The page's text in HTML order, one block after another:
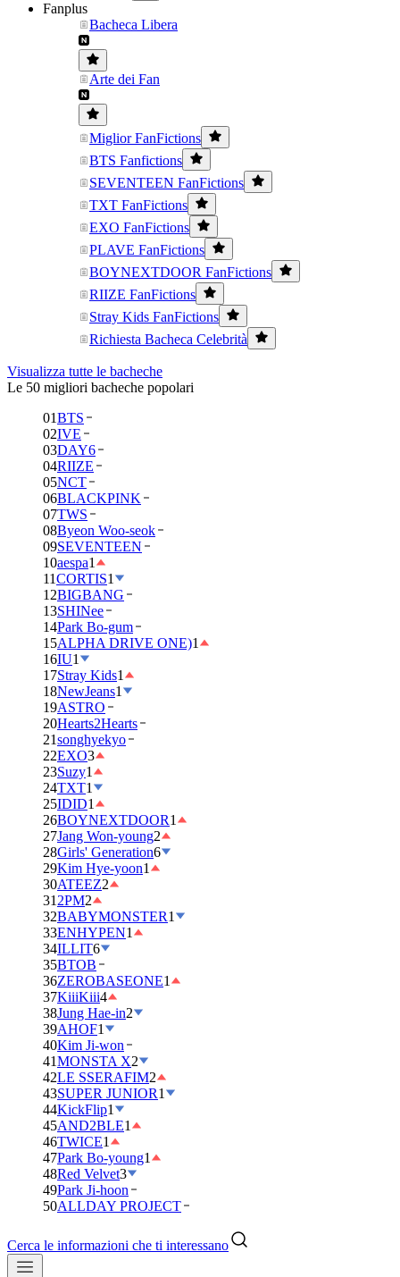
Fanplus
Bacheca Libera
Arte dei Fan
Miglior FanFictions
BTS Fanfictions
SEVENTEEN FanFictions
TXT FanFictions
EXO FanFictions
PLAVE FanFictions
BOYNEXTDOOR FanFictions
RIIZE FanFictions
Stray Kids FanFictions
Richiesta Bacheca Celebrità
Visualizza tutte le bacheche
Le 50 migliori bacheche popolari
01BTS
02IVE
03DAY6
04RIIZE
05NCT
06BLACKPINK
07TWS
08Byeon Woo-seok
09SEVENTEEN
10aespa1
11CORTIS1
12BIGBANG
13SHINee
14Park Bo-gum
15ALPHA DRIVE ONE)1
16IU1
17Stray Kids1
18NewJeans1
19ASTRO
20Hearts2Hearts
21songhyekyo
22EXO3
23Suzy1
24TXT1
25IDID1
26BOYNEXTDOOR1
27Jang Won-young2
28Girls' Generation6
29Kim Hye-yoon1
30ATEEZ2
31 2PM2
32BABYMONSTER1
33ENHYPEN1
34ILLIT6
35BTOB
36ZEROBASEONE1
37KiiiKiii4
38Jung Hae-in2
39AHOF1
40Kim Ji-won
41MONSTA X2
42LE SSERAFIM2
43SUPER JUNIOR1
44KickFlip1
45AND2BLE1
46TWICE1
47Park Bo-young1
48Red Velvet3
49Park Ji-hoon
50ALLDAY PROJECT
Cerca le informazioni che ti interessano